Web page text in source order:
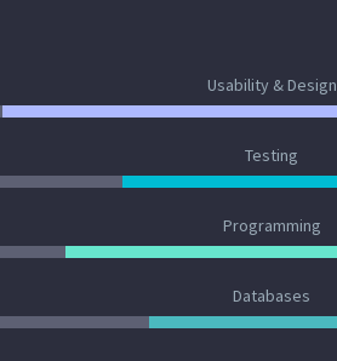
Usability & Design
Testing
Programming
Databases